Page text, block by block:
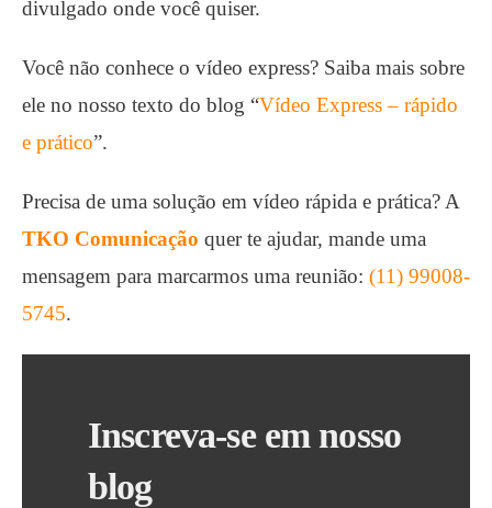
divulgado onde você quiser.
Você não conhece o vídeo express? Saiba mais sobre
ele no nosso texto do blog “Vídeo Express – rápido
e prático”.
Precisa de uma solução em vídeo rápida e prática? A
TKO Comunicação quer te ajudar, mande uma
mensagem para marcarmos uma reunião: (11) 99008-
5745.
Inscreva-seem nosso
blog